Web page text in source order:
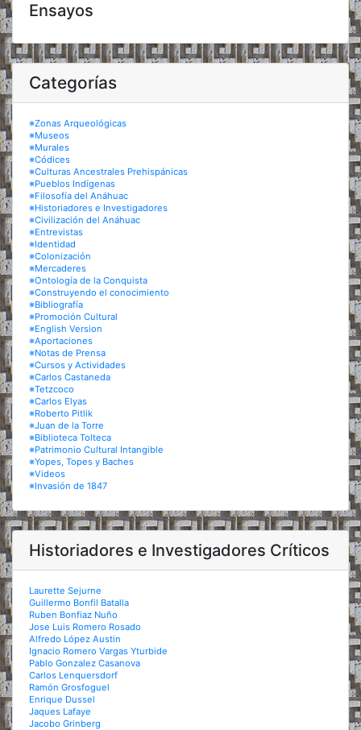
Ensayos
Categorías
※Zonas Arqueológicas
※Museos
※Murales
※Códices
※Culturas Ancestrales Prehispánicas
※Pueblos Indígenas
※Filosofía del Anáhuac
※Historiadores e Investigadores
※Civilización del Anáhuac
※Entrevistas
※Identidad
※Colonización
※Mercaderes
※Ontología de la Conquista
※Construyendo el conocimiento
※Bibliografía
※Promoción Cultural
※English Version
※Aportaciones
※Notas de Prensa
※Cursos y Actividades
※Carlos Castaneda
※Tetzcoco
※Carlos Elyas
※Roberto Pitlik
※Juan de la Torre
※Biblioteca Tolteca
※Patrimonio Cultural Intangible
※Yopes, Topes y Baches
※Videos
※Invasión de 1847
Historiadores e Investigadores Críticos
Laurette Sejurne
Guillermo Bonfil Batalla
Ruben Bonfiaz Nuño
Jose Luis Romero Rosado
Alfredo López Austin
Ignacio Romero Vargas Yturbide
Pablo Gonzalez Casanova
Carlos Lenquersdorf
Ramón Grosfoguel
Enrique Dussel
Jaques Lafaye
Jacobo Grinberg